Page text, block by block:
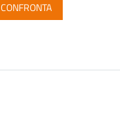
CONFRONTA